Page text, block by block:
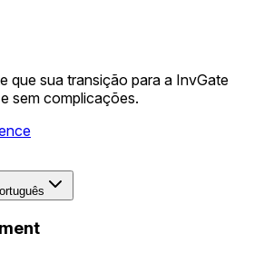
que sua transição para a InvGate
sem complicações.